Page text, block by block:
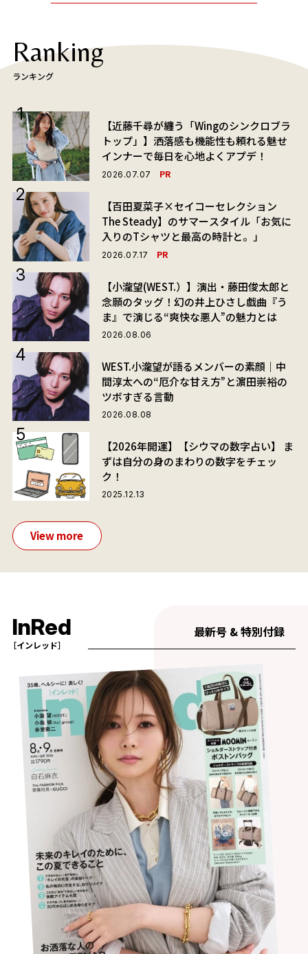
Ranking
ランキング
【近藤千尋が纏う「Wingのシンクロブラ
トップ」】洒落感も機能性も頼れる魅せ
インナーで毎日を心地よくアプデ！
2026.07.07 PR
【百田夏菜子×セイコーセレクション
The Steady】のサマースタイル「お気に
入りのTシャツと最高の時計と。」
2026.07.17 PR
【小瀧望(WEST.）】演出・藤田俊太郎と
念願のタッグ！幻の井上ひさし戯曲『う
ま』で演じる“爽快な悪人”の魅力とは
2026.08.06
WEST.小瀧望が語るメンバーの素顔｜中
間淳太への“厄介な甘え方”と濵田崇裕の
ツボすぎる言動
2026.08.08
【2026年開運】【シウマの数字占い】 ま
ずは自分の身のまわりの数字をチェッ
ク！
2025.12.13
View more
InRed
［インレッド］
最新号 & 特別付録